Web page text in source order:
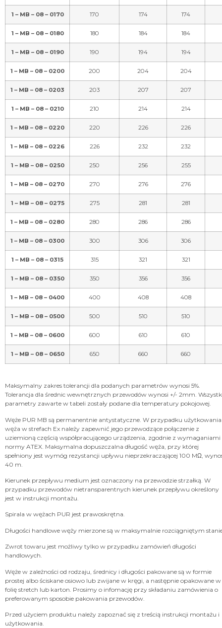
1 – MB – 08 – 0170 170 174 174
1 – MB – 08 – 0180 180 184 184
1 – MB – 08 – 0190 190 194 194
1 – MB – 08 – 0200 200 204 204
1 – MB – 08 – 0203 203 207 207
1 – MB – 08 – 0210 210 214 214
1 – MB – 08 – 0220 220 226 226
1 – MB – 08 – 0226 226 232 232
1 – MB – 08 – 0250 250 256 255
1 – MB – 08 – 0270 270 276 276
1 – MB – 08 – 0275 275 281 281
1 – MB – 08 – 0280 280 286 286
1 – MB – 08 – 0300 300 306 306
1 – MB – 08 – 0315 315 321 321
1 – MB – 08 – 0350 350 356 356
1 – MB – 08 – 0400 400 408 408
1 – MB – 08 – 0500 500 510 510
1 – MB – 08 – 0600 600 610 610
1 – MB – 08 – 0650 650 660 660
Maksymalny zakres tolerancji dla podanych parametrów wynosi 5%.
Tolerancja dla średnic wewnętrznych przewodów wynosi +/- 2mm.
parametry zawarte w tabeli zostały podane dla temperatury pokojowej.
Węże PUR MB są permanentnie antystatyczne. W przypadku użytkowania
węża w strefach Ex należy zapewnić jego przewodzące połączenie z
uziemioną częścią współpracującego urządzenia, zgodnie z wymaganiami
normy ATEX. Maksymalna dopuszczalna długość węża, przy której
spełniony jest wymóg rezystancji upływu nieprzekraczającej 100 MΩ,
40 m.
Kierunek przepływu medium jest oznaczony na przewodzie strzałką. W
przypadku przewodów nietransparentnych kierunek przepływu określony
jest w instrukcji montażu.
Spirala w wężach PUR jest prawoskrętna.
Długości handlowe węży mierzone są w maksymalnie rozciągniętym
Zwrot towaru jest możliwy tylko w przypadku zamówień długości
handlowych.
Węże w zależności od rodzaju, średnicy i długości pakowane są w formie
prostej albo ściskane osiowo lub zwijane w kręgi, a następnie opakowane w
folię stretch lub karton. Prosimy o infomację przy składaniu zamówienia o
preferowanym sposobie pakowania przewodów.
Przed użyciem produktu należy zapoznać się z treścią instrukcji montażu i
użytkowania.